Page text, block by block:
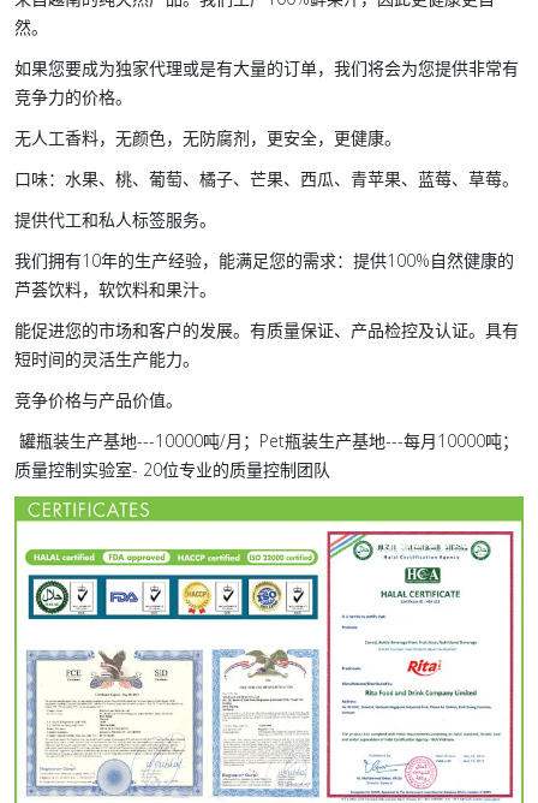
然。
如果您要成为独家代理或是有大量的订单，我们将会为您提供非常有
竞争力的价格。
无人工香料，无颜色，无防腐剂，更安全，更健康。
口味：水果、桃、葡萄、橘子、芒果、西瓜、青苹果、蓝莓、草莓。
提供代工和私人标签服务。
我们拥有10年的生产经验，能满足您的需求：提供100%自然健康的
芦荟饮料，软饮料和果汁。
能促进您的市场和客户的发展。有质量保证、产品检控及认证。具有
短时间的灵活生产能力。
竞争价格与产品价值。
罐瓶装生产基地---10000吨/月；Pet瓶装生产基地---每月10000吨；
质量控制实验室- 20位专业的质量控制团队